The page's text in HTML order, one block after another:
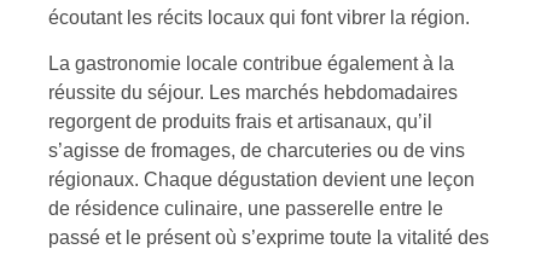
écoutant les récits locaux qui font vibrer la région.
La gastronomie locale contribue également à la
réussite du séjour. Les marchés hebdomadaires
regorgent de produits frais et artisanaux, qu’il
s’agisse de fromages, de charcuteries ou de vins
régionaux. Chaque dégustation devient une leçon
de résidence culinaire, une passerelle entre le
passé et le présent où s’exprime toute la vitalité des